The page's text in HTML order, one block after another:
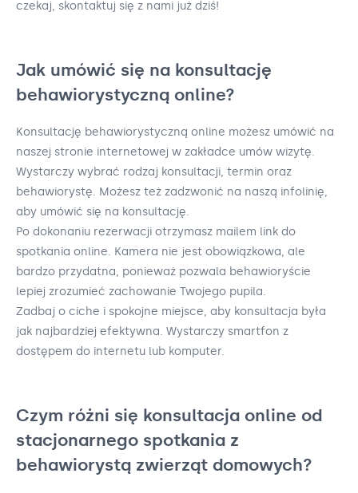
czekaj, skontaktuj się z nami już dziś!
Jak umówić się na konsultację
behawiorystyczną online?
Konsultację behawiorystyczną online możesz umówić na
naszej stronie internetowej w zakładce umów wizytę.
Wystarczy wybrać rodzaj konsultacji, termin oraz
behawiorystę. Możesz też zadzwonić na naszą infolinię,
aby umówić się na konsultację.
Po dokonaniu rezerwacji otrzymasz mailem link do
spotkania online. Kamera nie jest obowiązkowa, ale
bardzo przydatna, ponieważ pozwala behawioryście
lepiej zrozumieć zachowanie Twojego pupila.
Zadbaj o ciche i spokojne miejsce, aby konsultacja była
jak najbardziej efektywna. Wystarczy smartfon z
dostępem do internetu lub komputer.
Czym różni się konsultacja online od
stacjonarnego spotkania z
behawiorystą zwierząt domowych?